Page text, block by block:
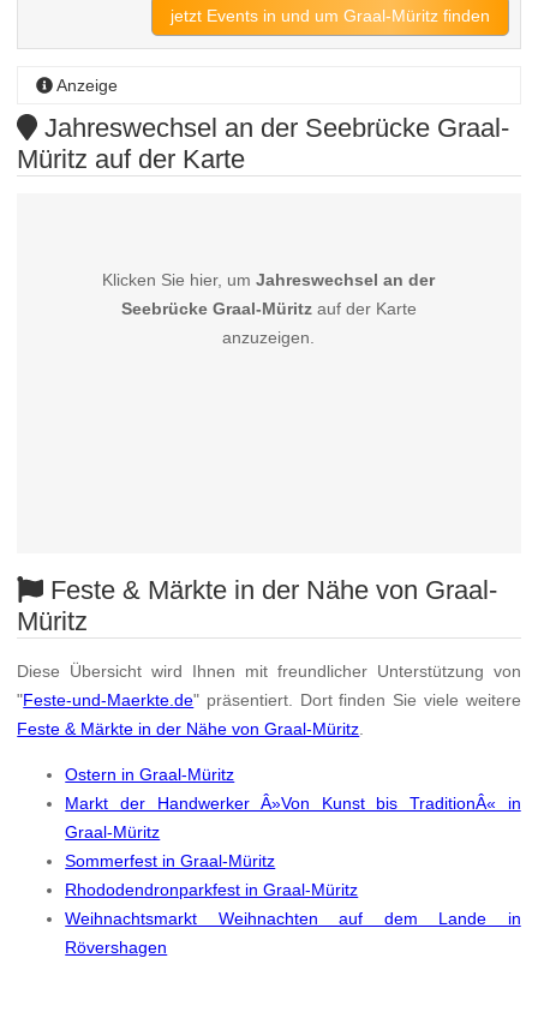
jetzt Events in und um Graal-Müritz finden
Anzeige
Jahreswechsel an der Seebrücke Graal-
Müritz auf der Karte
Klicken Sie hier, umJahreswechsel an der
Seebrücke Graal-Müritzauf der Karte
anzuzeigen.
Feste & Märkte in der Nähe von Graal-
Müritz
Diese Übersicht wird Ihnen mit freundlicher Unterstützung von
"Feste-und-Maerkte.de" präsentiert. Dort finden Sie viele weitere
Feste & Märkte in der Nähe von Graal-Müritz
Ostern in Graal-Müritz
Markt der Handwerker Â»Von Kunst bis TraditionÂ« in
Graal-Müritz
Sommerfest in Graal-Müritz
Rhododendronparkfest in Graal-Müritz
Weihnachtsmarkt Weihnachten auf dem Lande in
Rövershagen